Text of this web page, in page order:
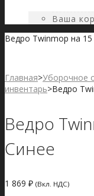
Ваша
Ведро Twinmop на
Главная>Уборочное
инвентарь>Ведро
Ведро
Синее
1 869 ₽ (Вкл. НДС)